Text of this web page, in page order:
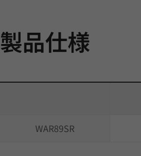
製品仕様
WAR89SR